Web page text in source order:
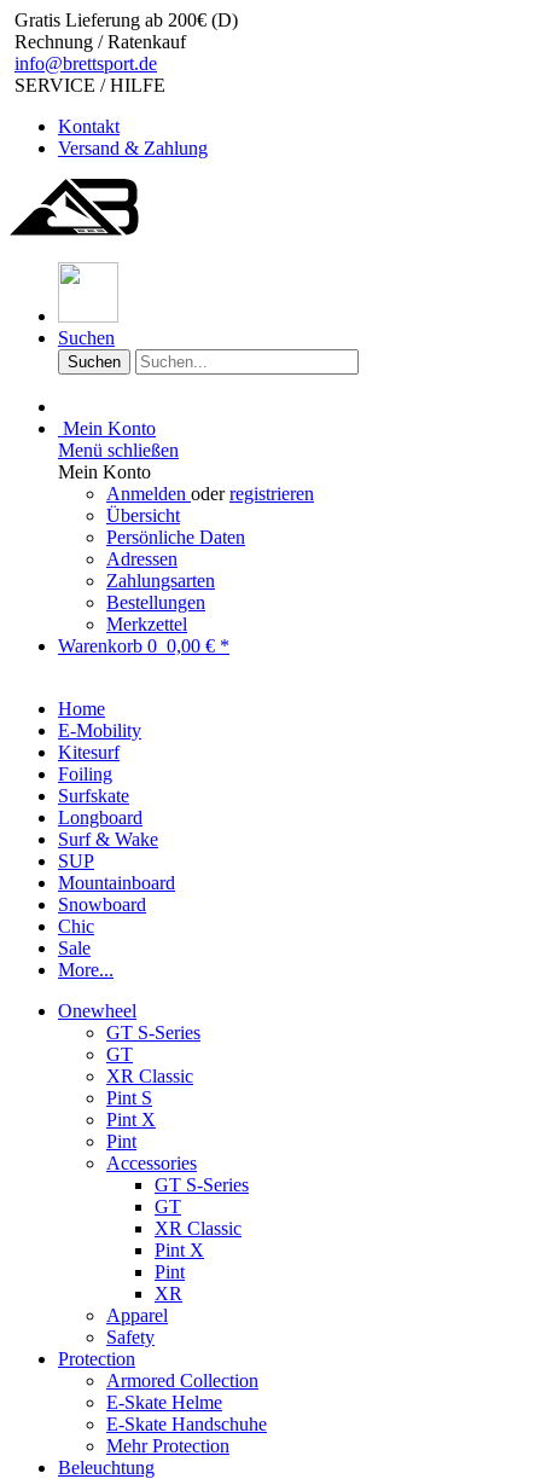
Gratis Lieferung ab 200€ (D)
Rechnung / Ratenkauf
info@brettsport.de
SERVICE / HILFE
Kontakt
Versand & Zahlung
Suchen
Suchen
Mein Konto
Menü schließen
Mein Konto
Anmelden oderregistrieren
Übersicht
Persönliche Daten
Adressen
Zahlungsarten
Bestellungen
Merkzettel
Warenkorb 0 0,00 € *
Home
E-Mobility
Kitesurf
Foiling
Surfskate
Longboard
Surf & Wake
SUP
Mountainboard
Snowboard
Chic
Sale
More...
Onewheel
GT S-Series
GT
XR Classic
Pint S
Pint X
Pint
Accessories
GT S-Series
GT
XR Classic
Pint X
Pint
XR
Apparel
Safety
Protection
Armored Collection
E-Skate Helme
E-Skate Handschuhe
Mehr Protection
Beleuchtung